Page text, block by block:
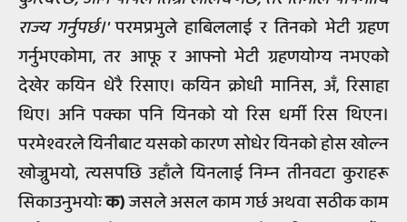
राज्य गर्नुपर्छ।'परमप्रभुले हाबिललाई र तिनको भेटी ग्रहण
गर्नुभएकोमा, तर आफू र आफ्नो भेटी ग्रहणयोग्य नभएको
देखेर कयिन धेरै रिसाए। कयिन क्रोधी मानिस, अँ, रिसाहा
थिए। अनि पक्का पनि यिनको यो रिस धर्मी रिस थिएन।
परमेश्वरले यिनीबाट यसको कारण सोधेर यिनको होस खोल्न
खोज्नुभयो, त्यसपछि उहाँले यिनलाई निम्‍न तीनवटा कुराहरू
सिकाउनुभयोःक)जसले असल काम गर्छ अथवा सठीक काम